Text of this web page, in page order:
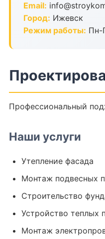
Email:
Город: Ижевск
Режим работы: Пн-
Профессиональный
Наши услуги
Утепление фасада
Монтаж подвесных
Строительство
Устройство теплых
Монтаж